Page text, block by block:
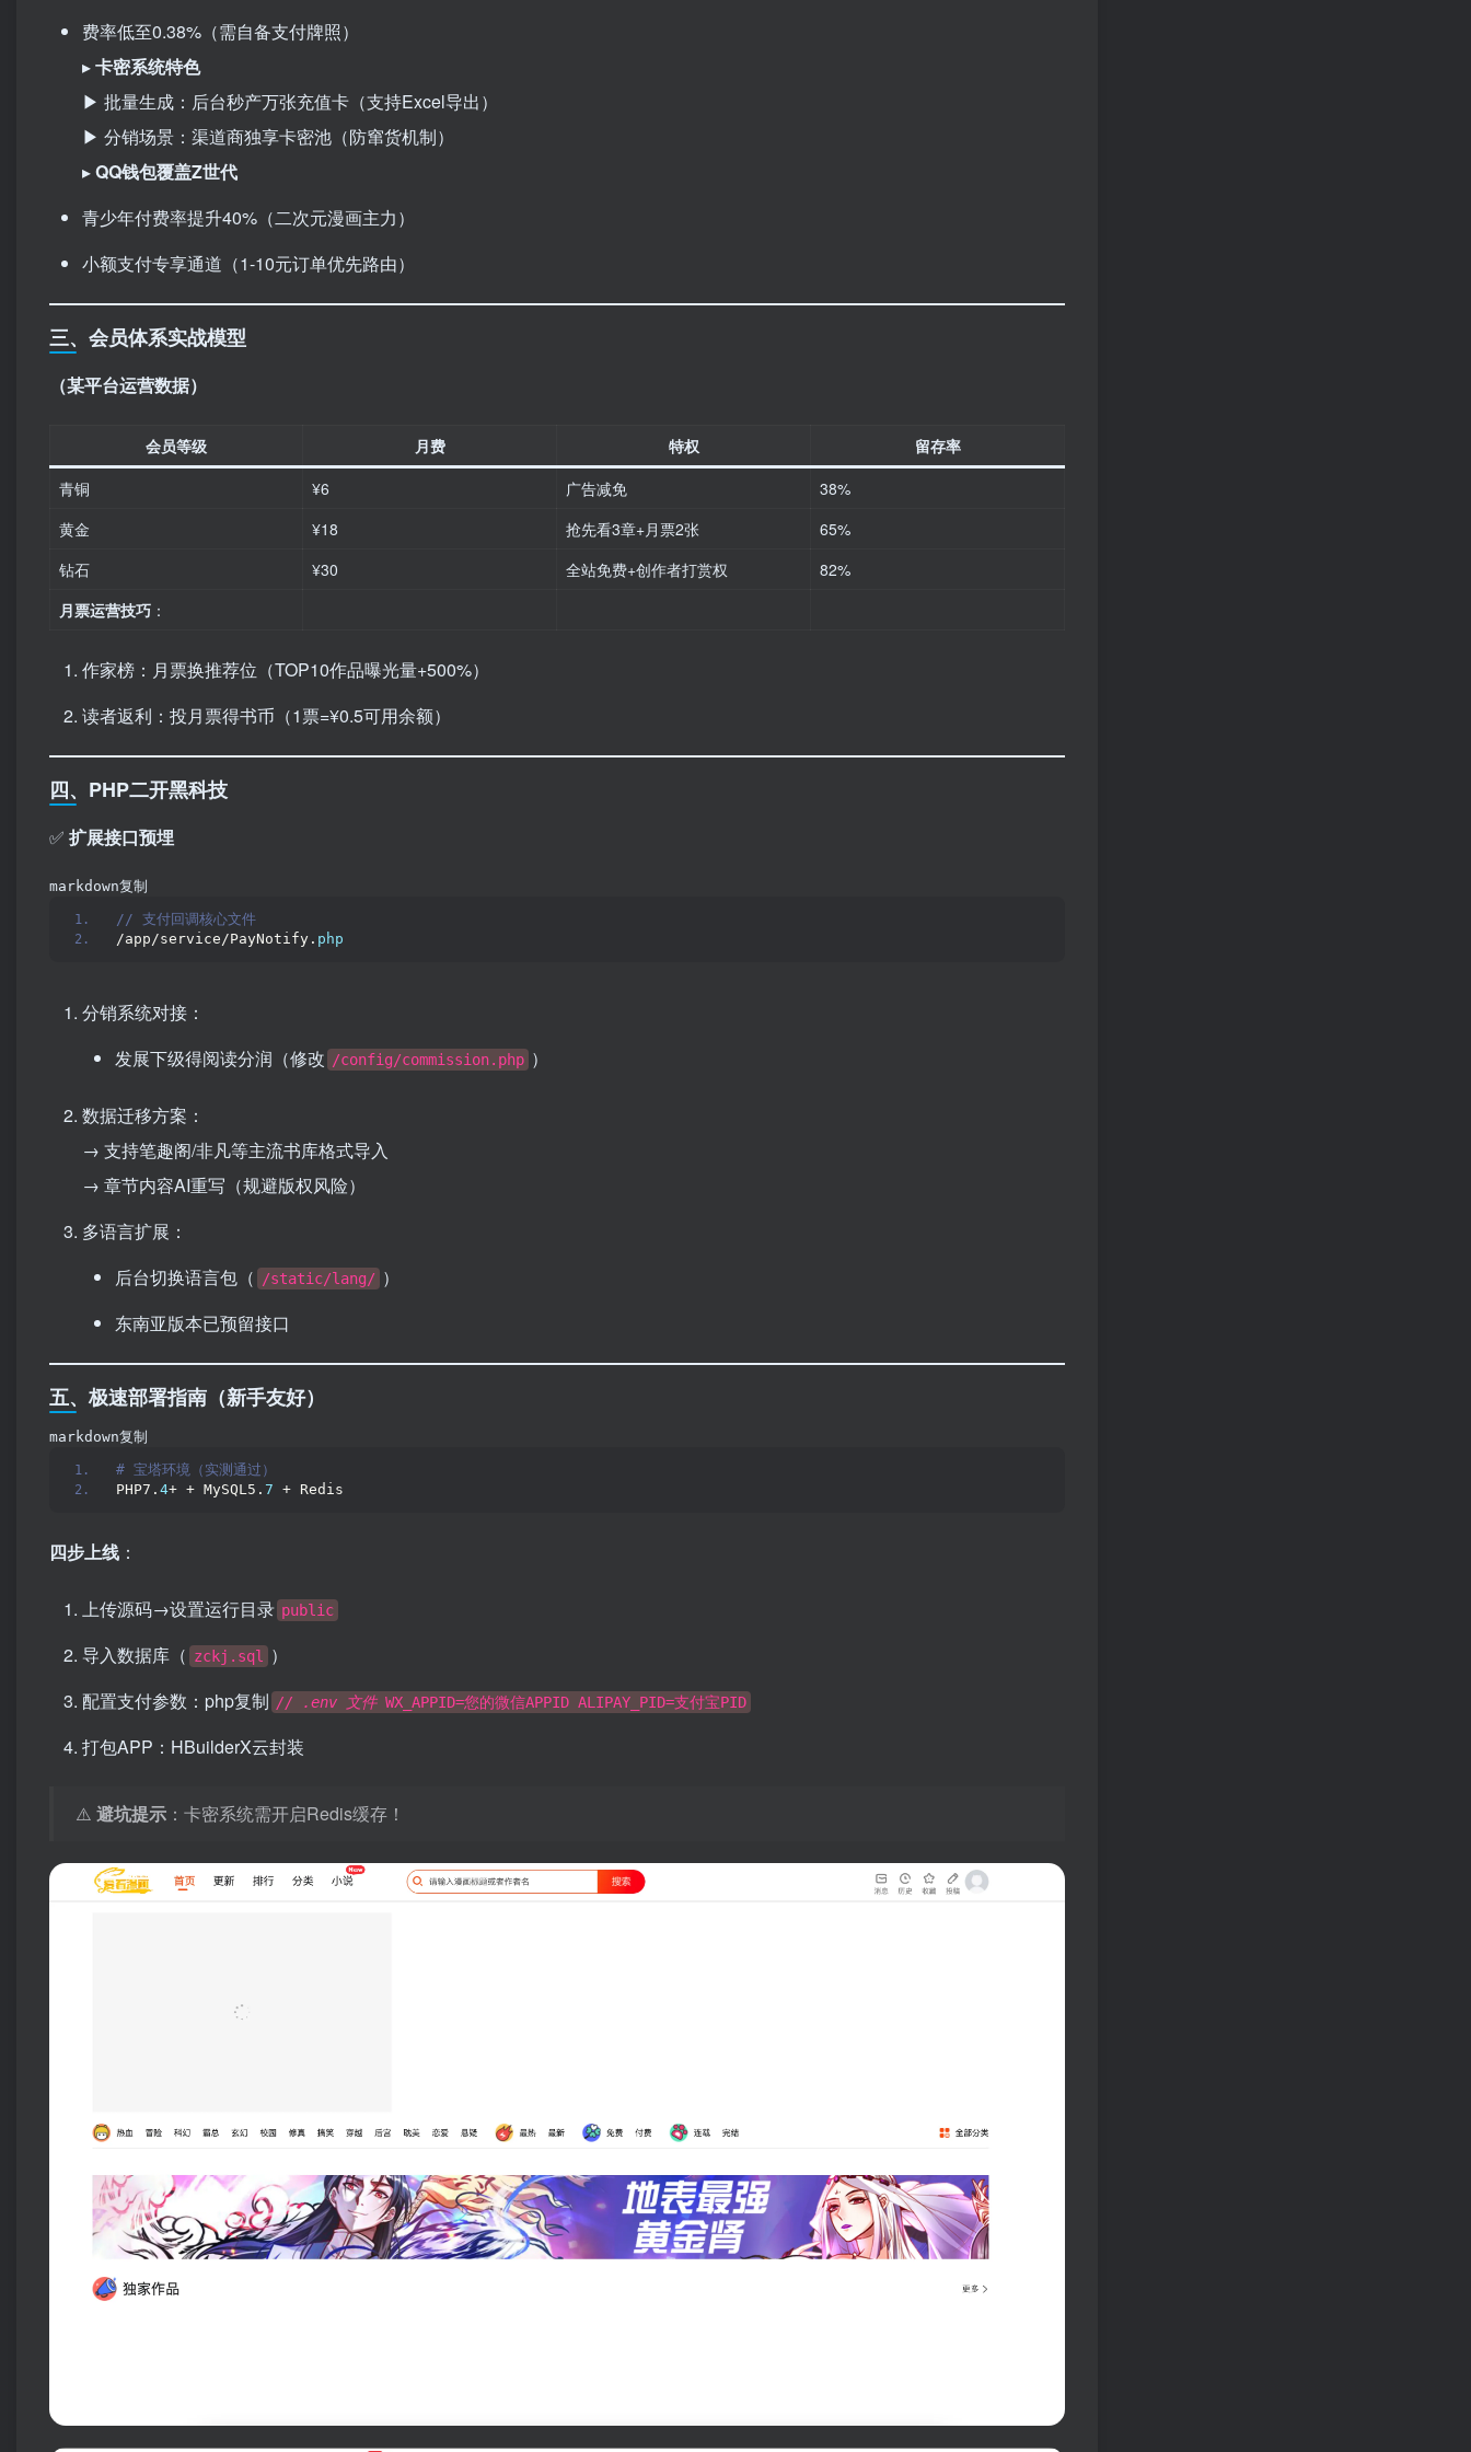
费率低至0.38%（需自备支付牌照）
▸ ​卡密系统特色
▶ 批量生成：后台秒产万张充值卡（支持Excel导出）
▶ 分销场景：渠道商独享卡密池（防窜货机制）
▸ ​QQ钱包覆盖Z世代
青少年付费率提升40%（二次元漫画主力）
小额支付专享通道（1-10元订单优先路由）
三、会员体系实战模型
​（某平台运营数据）​
会员等级 月费 特权
留存率
青铜
¥6 广告减免
38%
黄金
¥18 抢先看3章+月票2张
65%
钻石
¥30 全站免费+创作者打赏权
82%
月票运营技巧 ：
作家榜：月票换推荐位（TOP10作品曝光量+500%）
读者返利：投月票得书币（1票=¥0.5可用余额）
四、PHP二开黑科技
✅ ​ 扩展接口预埋
markdown复制
// 支付回调核心文件
/app/service/PayNotify. php
分销系统对接：
发展下级得阅读分润（修改 /config/commission.php ）
数据迁移方案：
→ 支持笔趣阁/非凡等主流书库格式导入
→ 章节内容AI重写（规避版权风险）
多语言扩展：
后台切换语言包（ /static/lang/ ）
东南亚版本已预留接口
五、极速部署指南（新手友好）
markdown复制
# 宝塔环境（实测通过）
PHP7. 4+ + MySQL5. 7 + Redis
四步上线 ：
上传源码→设置运行目录 public
导入数据库（ zckj.sql ）
配置支付参数：php复制 // .env 文件WX_APPID=您的微信APPID ALIPAY_PID=支付宝PID
打包APP：HBuilderX云封装
⚠️ ​ 避坑提示 ：卡密系统需开启Redis缓存！